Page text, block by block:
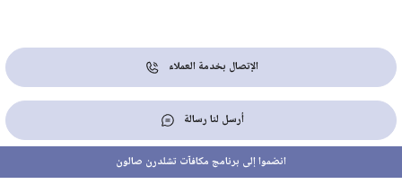
الإتصال بخدمة العملاء
أرسل لنا رسالة
انضموا إلى برنامج مكافآت تشلدرن صالون